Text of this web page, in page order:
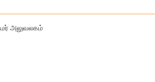
அலுவலகம்